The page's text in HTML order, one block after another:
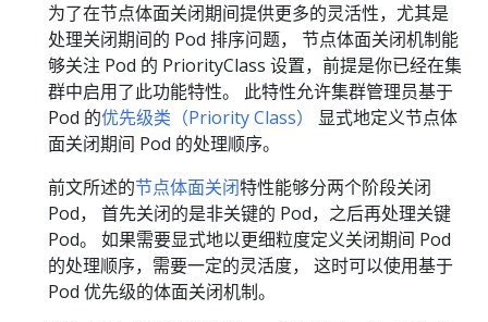
为了在节点体面关闭期间提供更多的灵活性，尤其是
处理关闭期间的 Pod 排序问题， 节点体面关闭机制能
够关注 Pod 的 PriorityClass 设置，前提是你已经在集
群中启用了此功能特性。 此特性允许集群管理员基于
Pod 的优先级类（Priority Class）
显式地定义节点体
面关闭期间 Pod 的处理顺序。
前文所述的节点体面关闭特性能够分两个阶段关闭
Pod， 首先关闭的是非关键的 Pod，之后再处理关键
Pod。 如果需要显式地以更细粒度定义关闭期间 Pod
的处理顺序，需要一定的灵活度， 这时可以使用基于
Pod 优先级的体面关闭机制。